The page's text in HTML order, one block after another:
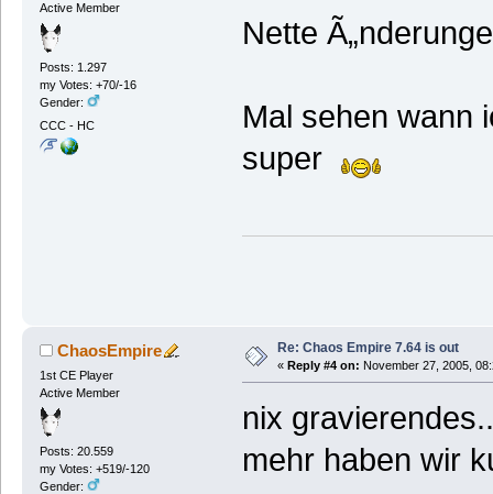
Active Member
Posts: 1.297
my Votes: +70/-16
Gender:
CCC - HC
Nette
Mal sehen wann
super
ChaosEmpire
1st CE Player
Active Member
Posts: 20.559
my Votes: +519/-120
Gender:
Re: Chaos Empire 7.64 is out
« Reply #4 on: November 27, 2005,
nix
mehr haben wir